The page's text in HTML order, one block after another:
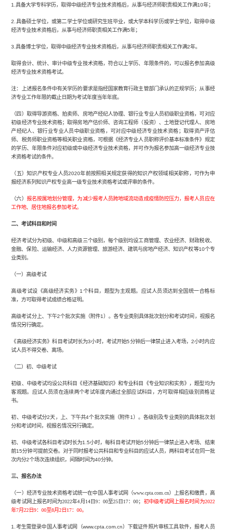
1.具备大学专科学历，取得中级经济专业技术资格后，从事与经济师职责相关工作满10年；
2.具备硕士学位，或第二学士学位或研究生班毕业，或大学本科学历或学士学位，取得中级
经济专业技术资格后，从事与经济师职责相关工作满5年；
3.具备博士学位，取得中级经济专业技术资格后，从事与经济师职责相关工作满2年。
取得会计、统计、审计中级专业技术资格，符合以上学历、年限条件的，可以报名参加高级
经济专业技术资格考试。
注：上述报名条件中有关学历的要求是指经国家教育行政主管部门承认的正规学历；从事经
济专业工作年限的截止日期为考试年度当年年底。
（四）取得导游资格、拍卖师、房地产经纪人协理、银行业专业人员初级职业资格，可对应
初级经济专业技术资格；取得房地产估价师、咨询工程师（投资）、土地登记代理人、房地
产经纪人、银行业专业人员中级职业资格，可对应中级经济专业技术资格；取得资产评估
师、税务师职业资格等相关职业资格，可根据《经济专业人员职称评价基本标准条件》规定
的学历、年限条件对应初级或中级经济专业技术资格，并可作为报名参加高一级经济专业技
术资格考试的条件。
（五）知识产权专业人员2020年前按照相关规定获得的知识产权领域相关职称，可作为申
报经济系列知识产权专业高一级专业技术资格考试或评审的条件。
（六） 报名按属地划分管理，为减少报考人员跨地域流动造成疫情防控压力，报考人员应在
工作地、居住地报名参加考试。
二、考试科目和时间
经济考试分为初级、中级和高级三个级别，每个级别均设工商管理、农业经济、财政税收、
金融、保险、运输经济、人力资源管理、旅游经济、建筑与房地产经济、知识产权等10个专
业类别。
（一）高级考试
高级考试设《高级经济实务》1个科目，题型为主观题。应试人员须达到全国统一合格标
准，方可取得考试成绩合格证明。
高级考试分上、下午2个批次实施（附件1）。各专业类别具体批次划分和考试时间，视报名
情况另行确定。
《高级经济实务》科目考试时长为3小时，考试开始5分钟后一律禁止进入考场，2小时内应
试人员不得交卷、离场。
（二）初、中级考试
初级、中级考试均设公共科目《经济基础知识》和专业科目《专业知识和实务》，题型均为
客观题。应试人员须在连续两个考试年度内通过全部应试科目，方可取得相应级别资格证
书。
初、中级考试分2天，上、下午共4个批次实施（附件1）。各级别及专业类别的具体批次划
分和考试时间，视报名情况另行确定。
初、中级考试各科目考试时长为1.5小时，每科目考试开始5分钟后一律禁止进入考场、结束
前15分钟可提前交卷。对于同时报考公共科目和专业科目的应试人员，两科目考试在同一批
次内分2个场次连续组织，间隔时间为40分钟。
三、报名办法
（一）经济专业技术资格考试统一在中国人事考试网（www.cpta.com.cn）上报名和缴费，高
级考试网上报名时间为2022年4月14日9：00至25日17：00； 初中级考试网上报名时间为2022
年7月22日9：00至8月2日17：00。
1.考生需登录中国人事考试网（www.cpta.com.cn）下载证件照片审核工具软件，报考人员